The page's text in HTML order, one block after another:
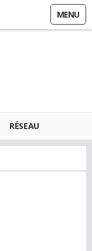
MENU
RÉSEAU